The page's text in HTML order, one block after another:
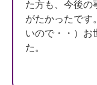
た方も、今後の
がたかったです
いので・・）お
た。